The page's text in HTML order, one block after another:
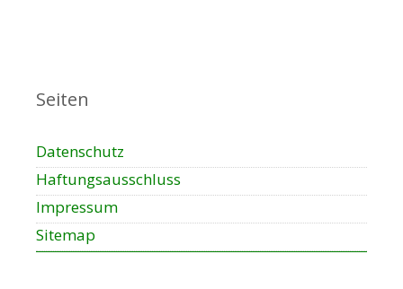
Seiten
Datenschutz
Haftungsausschluss
Impressum
Sitemap